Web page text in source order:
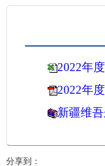
2022年
2022年
新疆维
分享到：